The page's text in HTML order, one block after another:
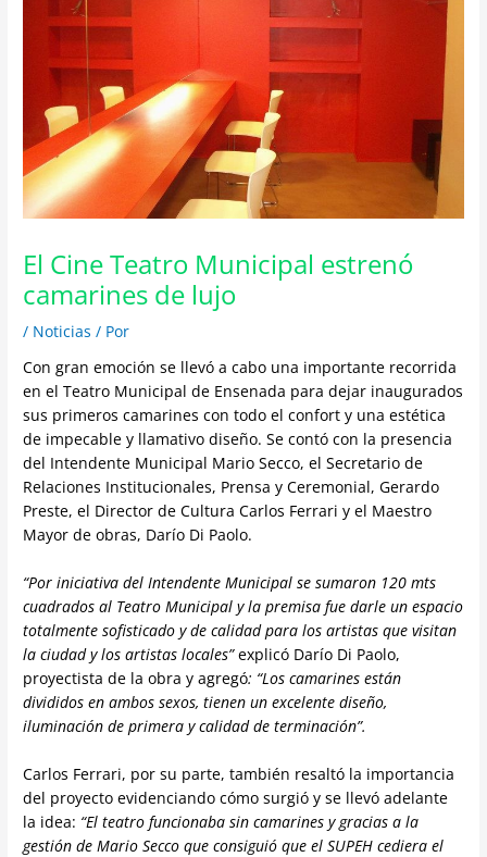
El Cine Teatro Municipal estrenó
camarines de lujo
/ Noticias / Por
Con gran emoción se llevó a cabo una importante recorrida
en el Teatro Municipal de Ensenada para dejar inaugurados
sus primeros camarines con todo el confort y una estética
de impecable y llamativo diseño. Se contó con la presencia
del Intendente Municipal Mario Secco, el Secretario de
Relaciones Institucionales, Prensa y Ceremonial, Gerardo
Preste, el Director de Cultura Carlos Ferrari y el Maestro
Mayor de obras, Darío Di Paolo.
“Por iniciativa del Intendente Municipal se sumaron 120 mts
cuadrados al Teatro Municipal y la premisa fue darle un espacio
totalmente sofisticado y de calidad para los artistas que visitan
la ciudad y los artistas locales”explicó Darío Di Paolo,
proyectista de la obra y agregó: “Los camarines están
divididos en ambos sexos, tienen un excelente diseño,
iluminación de primera y calidad de terminación”.
Carlos Ferrari, por su parte, también resaltó la importancia
del proyecto evidenciando cómo surgió y se llevó adelante
la idea: “El teatro funcionaba sin camarines y gracias a la
gestión de Mario Secco que consiguió que el SUPEH cediera el